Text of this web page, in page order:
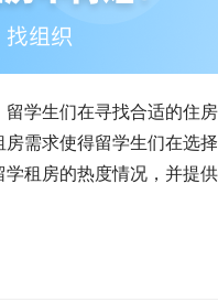
学生们在寻找合适的住
需求使得留学生们在选
租房的热度情况，并提